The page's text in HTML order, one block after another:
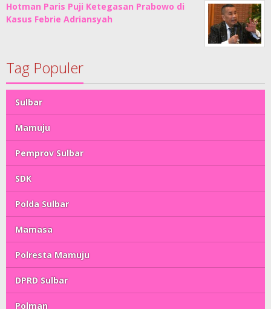
Hotman Paris Puji Ketegasan Prabowo di
Kasus Febrie Adriansyah
Tag Populer
Sulbar
Mamuju
Pemprov Sulbar
SDK
Polda Sulbar
Mamasa
Polresta Mamuju
DPRD Sulbar
Polman